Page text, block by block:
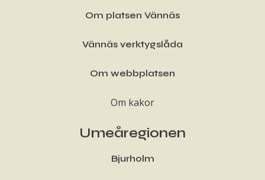
Om platsen Vännäs
Vännäs verktygslåda
Om webbplatsen
Om kakor
Umeåregionen
Bjurholm